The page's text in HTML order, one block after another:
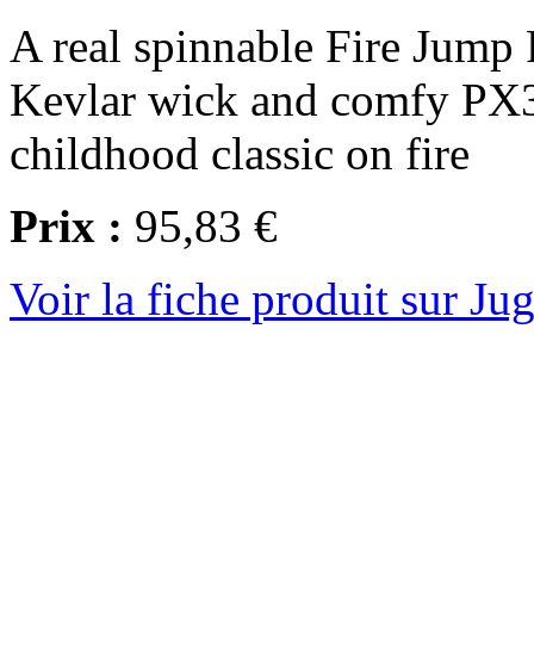
A real spinnable Fire
Kevlar wick and comfy
childhood classic on fire
Prix : 95,83 €
Voir la fiche produit sur